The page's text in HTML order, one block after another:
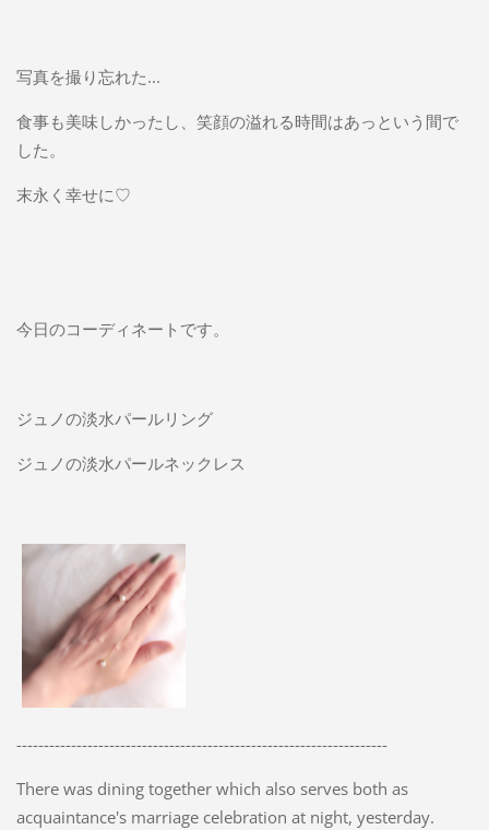
写真を撮り忘れた...
食事も美味しかったし、笑顔の溢れる時間はあっという間で
した。
末永く幸せに♡
今日のコーディネートです。
ジュノの淡水パールリング
ジュノの淡水パールネックレス
--------------------------------------------------------------------
There was dining together which also serves both as
acquaintance's marriage celebration at night, yesterday.